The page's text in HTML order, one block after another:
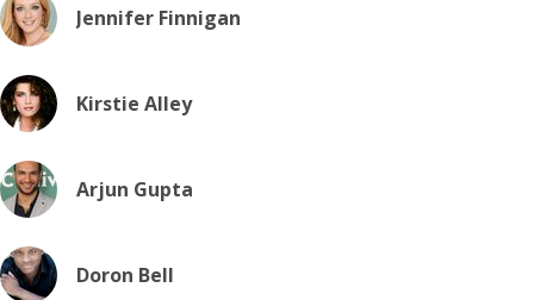
Jennifer Finnigan
Kirstie Alley
Arjun Gupta
Doron Bell